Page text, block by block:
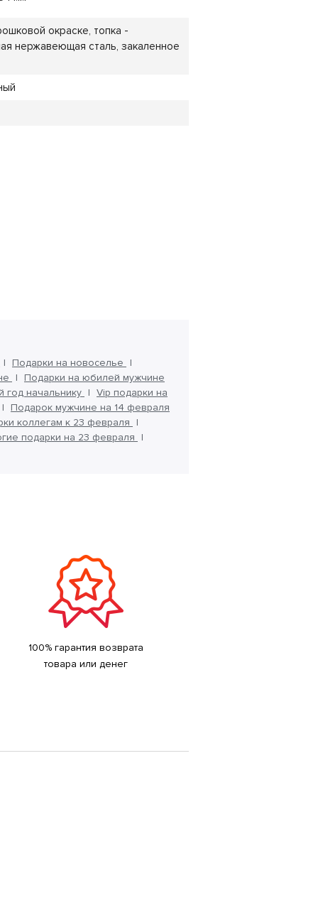
окраске, топка -
нержавеющая сталь, закаленное
Подарки на новоселье
Подарки на юбилей мужчине
начальнику
Vip подарки на
Подарок мужчине на 14 февраля
коллегам к 23 февраля
подарки на 23 февраля
100% гарантия возврата
товара или денег